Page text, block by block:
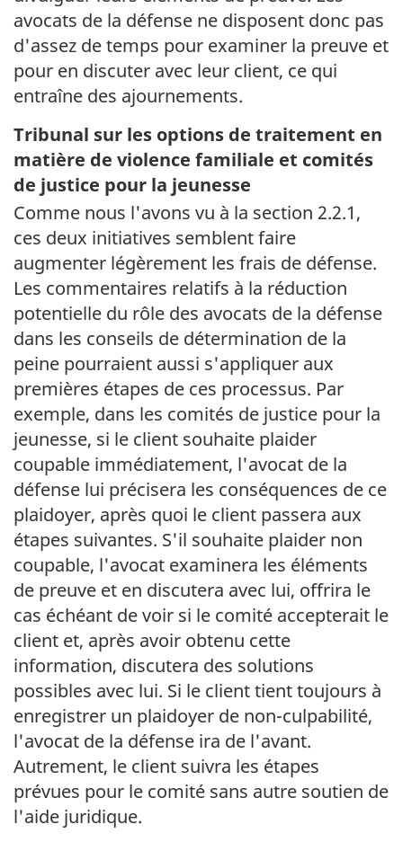
avocats de la défense ne disposent donc pas
d'assez de temps pour examiner la preuve et
pour en discuter avec leur client, ce qui
entraîne des ajournements.
Tribunal sur les options de traitement en
matière de violence familiale et comités
de justice pour la jeunesse
Comme nous l'avons vu à la section 2.2.1,
ces deux initiatives semblent faire
augmenter légèrement les frais de défense.
Les commentaires relatifs à la réduction
potentielle du rôle des avocats de la défense
dans les conseils de détermination de la
peine pourraient aussi s'appliquer aux
premières étapes de ces processus. Par
exemple, dans les comités de justice pour la
jeunesse, si le client souhaite plaider
coupable immédiatement, l'avocat de la
défense lui précisera les conséquences de ce
plaidoyer, après quoi le client passera aux
étapes suivantes. S'il souhaite plaider non
coupable, l'avocat examinera les éléments
de preuve et en discutera avec lui, offrira le
cas échéant de voir si le comité accepterait le
client et, après avoir obtenu cette
information, discutera des solutions
possibles avec lui. Si le client tient toujours à
enregistrer un plaidoyer de non-culpabilité,
l'avocat de la défense ira de l'avant.
Autrement, le client suivra les étapes
prévues pour le comité sans autre soutien de
l'aide juridique.